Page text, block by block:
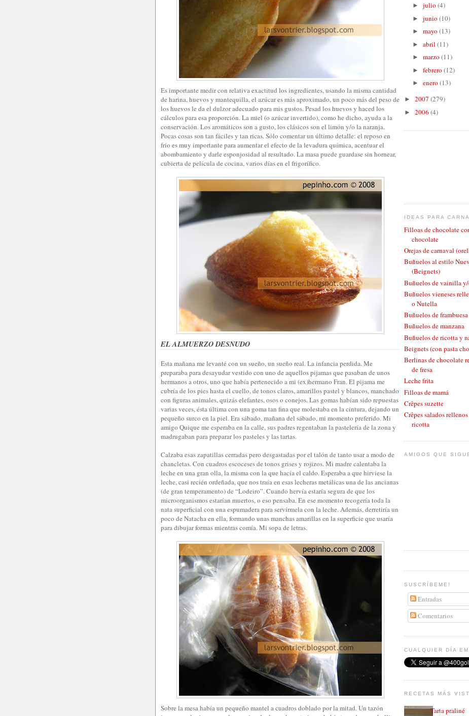
Es importante medir con relativa exactitud los ingredientes, usando la misma cantidad
de harina, huevos y mantequilla, el azúcar es más aproximado, un poco más del peso de
los huevos le da el dulzor adecuado para mis gustos. Pesad los huevos y haced los
cálculos para esa proporción. La miel (o azúcar invertido), como he dicho, ayuda a la
conservación. Los aromáticos son a gusto, los clásicos son el limón y/o la naranja.
Pocas cosas son tan fáciles y tan ricas. Sólo comentar un último detalle: el reposo en
frío es muy importante para aumentar el efecto de la levadura química, acentuar el
abombamiento y darle esponjosidad al resultado. La masa puede guardase sin hornear,
cubierta de película de cocina, varios días en el frigorífico.
EL ALMUERZO DESNUDO
Esta mañana me levanté con un sueño, un sueño real. La infancia perdida. Me
preparaba para desayudar vestido con uno de aquellos pijamas que pasaban de unos
hermanos a otros, uno que había pertenecido a mi (ex)hermano Fran. El pijama me
cubría de los pies hasta el cuello, de tonos claros, amarillos pastel y blancos, manchado
con figuras animales, quizás elefantes, osos o conejos. Las gomas habían sido repuestas
varias veces, ésta última con una goma tan fina que molestaba en la cintura, dejando un
pequeño surco en la piel. Era sábado, mañana del sábado, mi momento preferido. Mi
amigo Quique me esperaba en la calle, sus padres regentaban la pastelería de la zona y
madrugaban para preparar los pasteles y las tartas.
Calzaba esas zapatillas cerradas pero desgastadas por el talón de tanto usar a modo de
chancletas. Con cuadros escoceses de tonos grises y rojizos. Mi madre calentaba la
leche en una gran olla, la misma con la que hacía el caldo. Esperaba a que hirviese la
leche, casi recién ordeñada, que nos traía en esas lecheras metálicas una de las ancianas
(de gran temperamento) de “Lodeiro”. Cuando hervía estaría segura de que los
microorganismos estarían muertos, o eso pensaba. En ese momento recogería toda la
nata superficial con una espumadera para servírmela con la leche. Además, derretiría un
poco de Natacha en ella, formando unas manchas amarillas en la superficie que usaría
para dibujar formas mientras comía. Mi sopa de letras.
Sobre la mesa había un pequeño mantel a cuadros doblado por la mitad. Un tazón
► julio (4)
► junio (10)
► mayo (13)
► abril (11)
► marzo (11)
► febrero (12)
► enero (13)
► 2007 (279)
► 2006 (4)
IDEAS PARA
Filloas de chocolate
chocolate
Orejas de carnaval
Buñuelos al estilo
(Beignets)
Buñuelos de vainilla
Buñuelos vieneses
o Nutella
Buñuelos de frambuesa
Buñuelos de manzana
Buñuelos de ricotta y
Beignets (con pasta
Berlinas de chocolate
de fresa
Leche frita
Filloas de mamá
Crêpes suzette
Crêpes salados
ricotta
AMIGOS QUE
SUSCRÍBEME!
Entradas
Comentarios
CUALQUIER DÍA
RECETAS MÁS
Tarta praliné